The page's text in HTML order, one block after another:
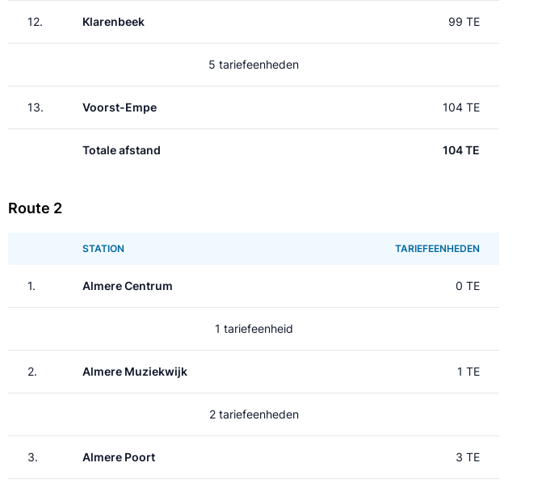
12. Klarenbeek 99 TE
5 tariefeenheden
13. Voorst-Empe 104 TE
Totale afstand 104 TE
Route 2
STATION TARIEFEENHEDEN
1. Almere Centrum 0 TE
1 tariefeenheid
2. Almere Muziekwijk 1 TE
2 tariefeenheden
3. Almere Poort 3 TE